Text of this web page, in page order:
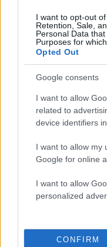
I want to opt-out
Retention, Sale,
Personal Data
Purposes for
Opted Out
Google consents
I want to allow
related to
device identifiers
I want to allow my
Google for online
I want to allow
personalized
CONFIRM
Share:
Ακολουθήστε το
ενημερωθείτε πρώτοι
τελευταία νέατης
Σέρρες:
σύγκρουση